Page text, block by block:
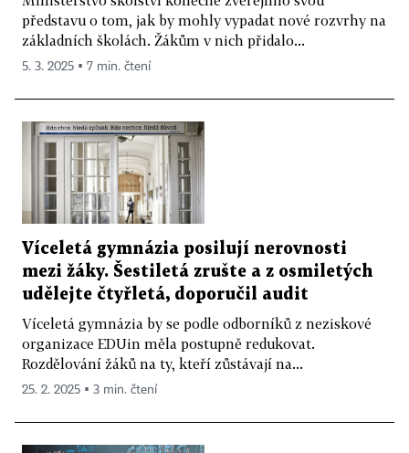
představu o tom, jak by mohly vypadat nové rozvrhy na
základních školách. Žákům v nich přidalo...
5. 3. 2025 ▪ 7 min. čtení
Víceletá gymnázia posilují nerovnosti
mezi žáky. Šestiletá zrušte a z osmiletých
udělejte čtyřletá, doporučil audit
Víceletá gymnázia by se podle odborníků z neziskové
organizace EDUin měla postupně redukovat.
Rozdělování žáků na ty, kteří zůstávají na...
25. 2. 2025 ▪ 3 min. čtení